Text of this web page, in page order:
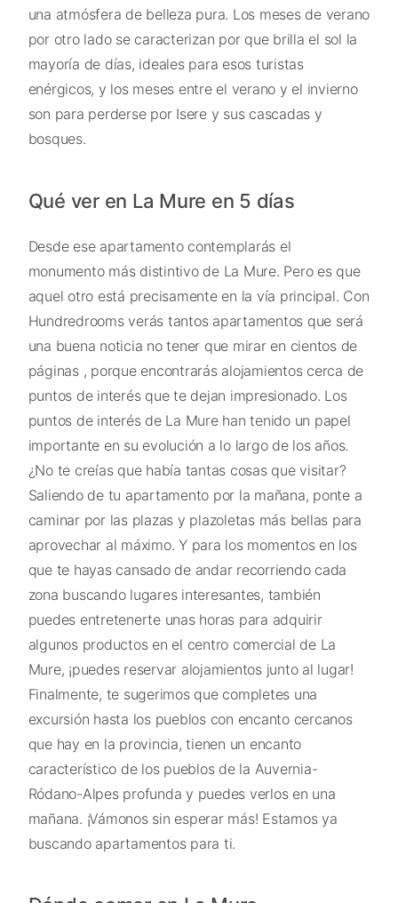
una atmósfera de belleza pura. Los meses de verano
por otro lado se caracterizan por que brilla el sol la
mayoría de días, ideales para esos turistas
enérgicos, y los meses entre el verano y el invierno
son para perderse por Isere y sus cascadas y
bosques.
Qué ver en La Mure en 5 días
Desde ese apartamento contemplarás el
monumento más distintivo de La Mure. Pero es que
aquel otro está precisamente en la vía principal. Con
Hundredrooms verás tantos apartamentos que será
una buena noticia no tener que mirar en cientos de
páginas , porque encontrarás alojamientos cerca de
puntos de interés que te dejan impresionado. Los
puntos de interés de La Mure han tenido un papel
importante en su evolución a lo largo de los años.
¿No te creías que había tantas cosas que visitar?
Saliendo de tu apartamento por la mañana, ponte a
caminar por las plazas y plazoletas más bellas para
aprovechar al máximo. Y para los momentos en los
que te hayas cansado de andar recorriendo cada
zona buscando lugares interesantes, también
puedes entretenerte unas horas para adquirir
algunos productos en el centro comercial de La
Mure, ¡puedes reservar alojamientos junto al lugar!
Finalmente, te sugerimos que completes una
excursión hasta los pueblos con encanto cercanos
que hay en la provincia, tienen un encanto
característico de los pueblos de la Auvernia-
Ródano-Alpes profunda y puedes verlos en una
mañana. ¡Vámonos sin esperar más! Estamos ya
buscando apartamentos para ti.